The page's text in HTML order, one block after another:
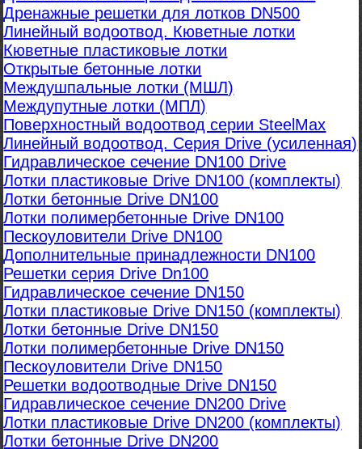
Дренажные решетки для лотков DN500
Линейный водоотвод. Кюветные лотки
Кюветные пластиковые лотки
Открытые бетонные лотки
Междушпальные лотки (МШЛ)
Междупутные лотки (МПЛ)
Поверхностный водоотвод серии SteelMax
Линейный водоотвод. Серия Drive (усиленная)
Гидравлическое сечение DN100 Drive
Лотки пластиковые Drive DN100 (комплекты)
Лотки бетонные Drive DN100
Лотки полимербетонные Drive DN100
Пескоуловители Drive DN100
Дополнительные принадлежности DN100
Решетки серия Drive Dn100
Гидравлическое сечение DN150
Лотки пластиковые Drive DN150 (комплекты)
Лотки бетонные Drive DN150
Лотки полимербетонные Drive DN150
Пескоуловители Drive DN150
Решетки водоотводные Drive DN150
Гидравлическое сечение DN200 Drive
Лотки пластиковые Drive DN200 (комплекты)
Лотки бетонные Drive DN200